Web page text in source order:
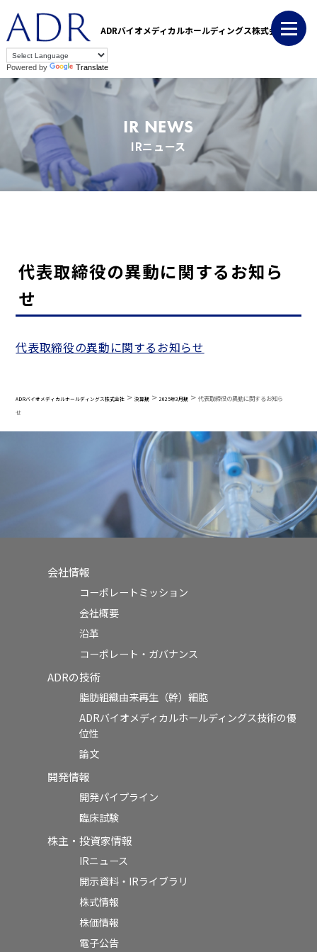
ADRバイオメディカルホールディングス株式会社
Powered by Translate
IR NEWS
IRニュース
代表取締役の異動に関するお知ら
せ
代表取締役の異動に関するお知らせ
ADRバイオメディカルホールディングス株式会社 >決算期 >2025年3月期 >代表取締役の異動に関するお知ら
せ
会社情報
コーポレートミッション
会社概要
沿革
コーポレート・ガバナンス
ADRの技術
脂肪組織由来再生（幹）細胞
ADRバイオメディカルホールディングス技術の優
位性
論文
開発情報
開発パイプライン
臨床試験
株主・投資家情報
IRニュース
開示資料・IRライブラリ
株式情報
株価情報
電子公告